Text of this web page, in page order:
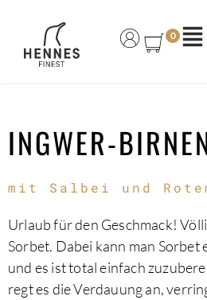
0
ZUBEREITUNG
INGWER-
mit Salbei und
Urlaub für den Geschmack!
Sorbet. Dabei kann man Sorbet
und es ist total einfach
regt es die Verdauung an,